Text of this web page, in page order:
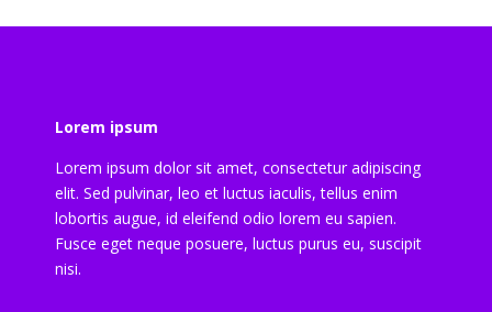
Lorem ipsum
Lorem ipsum dolor sit amet, consectetur adipiscing
elit. Sed pulvinar, leo et luctus iaculis, tellus enim
lobortis augue, id eleifend odio lorem eu sapien.
Fusce eget neque posuere, luctus purus eu, suscipit
nisi.